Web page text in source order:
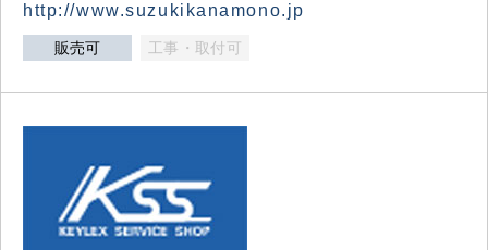
http://www.suzukikanamono.jp
販売可 工事・取付可